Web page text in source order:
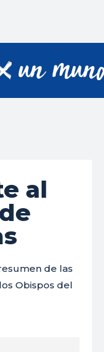
al
de las
Obispos del